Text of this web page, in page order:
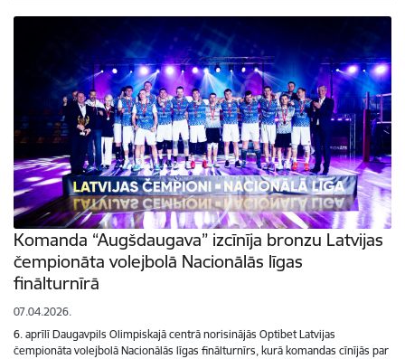
Komanda “Augšdaugava” izcīnīja bronzu Latvijas
čempionāta volejbolā Nacionālās līgas
finālturnīrā
07.04.2026.
6. aprīlī Daugavpils Olimpiskajā centrā norisinājās Optibet Latvijas
čempionāta volejbolā Nacionālās līgas finālturnīrs, kurā komandas cīnījās par